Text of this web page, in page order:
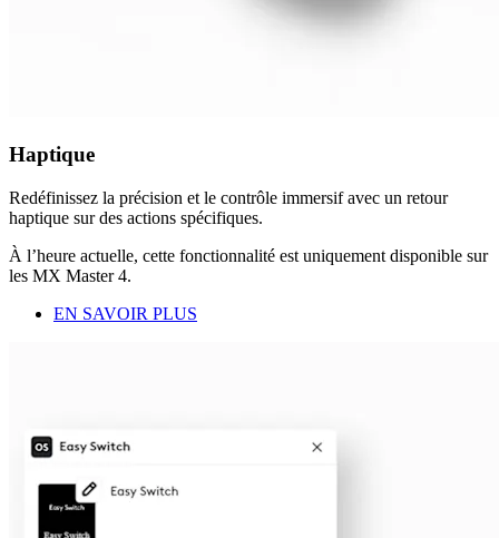
Haptique
Redéfinissez la précision et le contrôle immersif avec un retour
haptique sur des actions spécifiques.
À l’heure actuelle, cette fonctionnalité est uniquement disponible sur
les MX Master 4.
EN SAVOIR PLUS